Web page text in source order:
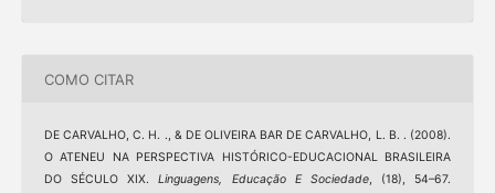
COMO CITAR
DE CARVALHO, C. H. ., & DE OLIVEIRA BAR DE CARVALHO, L. B. . (2008).
O ATENEU NA PERSPECTIVA HISTÓRICO-EDUCACIONAL BRASILEIRA
DO SÉCULO XIX.Linguagens, Educação E Sociedade, (18), 54–67.